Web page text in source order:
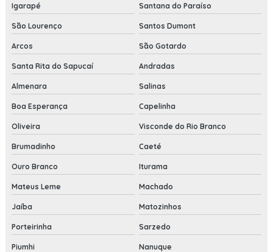
Igarapé Santana do Paraíso
São Lourenço Santos Dumont
Arcos São Gotardo
Santa Rita do Sapucaí Andradas
Almenara Salinas
Boa Esperança Capelinha
Oliveira Visconde do Rio Branco
Brumadinho Caeté
Ouro Branco Iturama
Mateus Leme Machado
Jaíba Matozinhos
Porteirinha Sarzedo
Piumhi Nanuque